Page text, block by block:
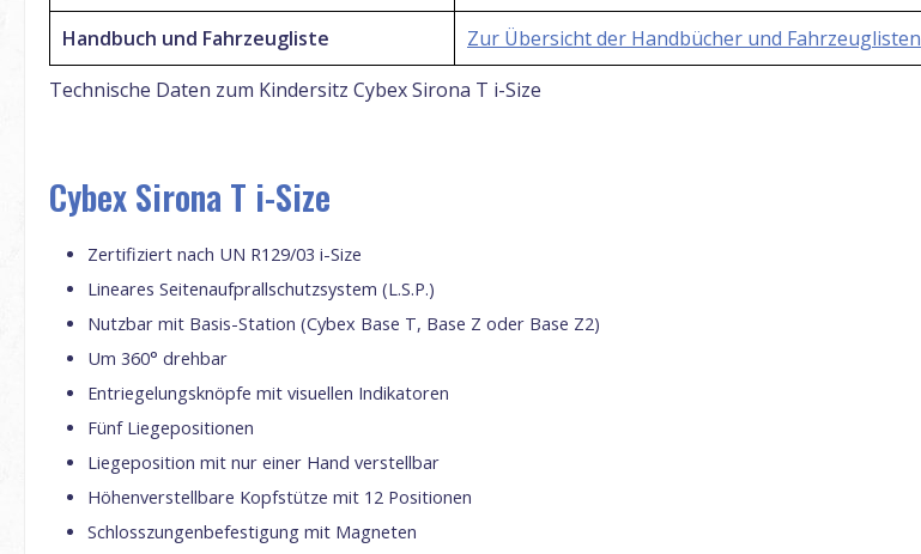
Technische Daten zum Kindersitz Cybex Sirona T i-Size
Handbuch und Fahrzeugliste Zur Übersicht der Handbücher und Fahrzeuglisten
Cybex Sirona T i-Size
Zertifiziert nach UN R129/03 i-Size
Lineares Seitenaufprallschutzsystem (L.S.P.)
Nutzbar mit Basis-Station (Cybex Base T, Base Z oder Base Z2)
Um 360° drehbar
Entriegelungsknöpfe mit visuellen Indikatoren
Fünf Liegepositionen
Liegeposition mit nur einer Hand verstellbar
Höhenverstellbare Kopfstütze mit 12 Positionen
Schlosszungenbefestigung mit Magneten